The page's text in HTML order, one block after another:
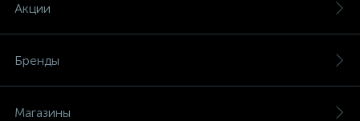
Акции
Бренды
Магазины